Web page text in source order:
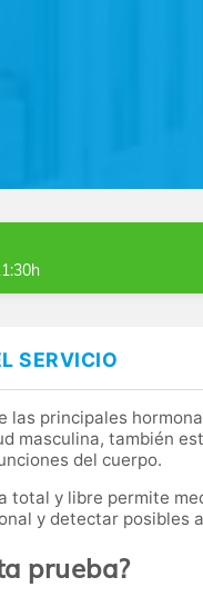
SERVICIO
las principales
masculina, también
del cuerpo.
total y libre permite
y detectar posibles
prueba?